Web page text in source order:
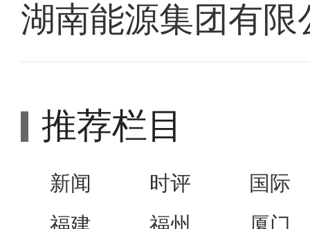
湖南能源集团有
推荐栏目
新闻 时评
国际